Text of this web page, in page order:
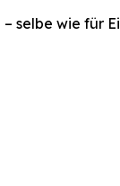
selbe wie für